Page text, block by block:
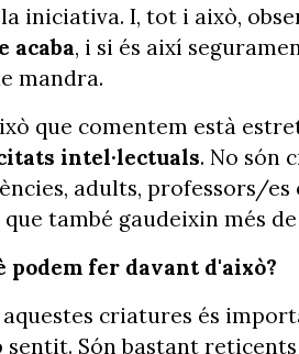
iniciativa. I, tot i això,
acaba, i si és així
mandra.
que comentem està
intel·lectuals. No són
adults, professors/
també gaudeixin més
podem fer davant d'això?
criatures és
sentit. Són bastant